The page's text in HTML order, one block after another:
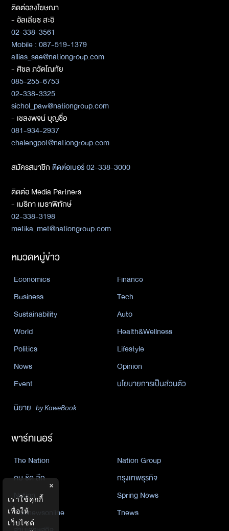
ติดต่อลงโฆษณา
- อัลเลียซ สะอิ
02-338-3561
Mobile : 087-519-1379
allias_sae@nationgroup.com
- ศิชล ภวัตโณทัย
085-255-6753
02-338-3325
sichol_paw@nationgroup.com
- เชลงพจน์ บุญซื่อ
081-934-2937
chalengpot@nationgroup.com
สมัครสมาชิกติดต่อเบอร์ 02-338-3000
ติดต่อ Media Partners
- เมธิกา เมธาพิทักษ์
02-338-3198
metika_met@nationgroup.com
หมวดหมู่ข่าว
Economics
Finance
Business
Tech
Sustainability
Auto
World
Health&Wellness
Politics
Lifestyle
News
Opinion
Event
นโยบายการเป็นส่วนตัว
นิยาย by KaweBook
พาร์ทเนอร์
The Nation
Nation Group
คม ชัด ลึก
กรุงเทพธุรกิจ
Nation
Spring News
Thainewsonline
Tnews
×
เราใช้คุกกี้
เพื่อให้
เว็บไซต์